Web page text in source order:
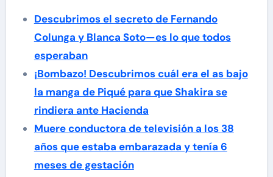
Descubrimos el secreto de Fernando
Colunga y Blanca Soto—es lo que todos
esperaban
¡Bombazo! Descubrimos cuál era el as bajo
la manga de Piqué para que Shakira se
rindiera ante Hacienda
Muere conductora de televisión a los 38
años que estaba embarazada y tenía 6
meses de gestación